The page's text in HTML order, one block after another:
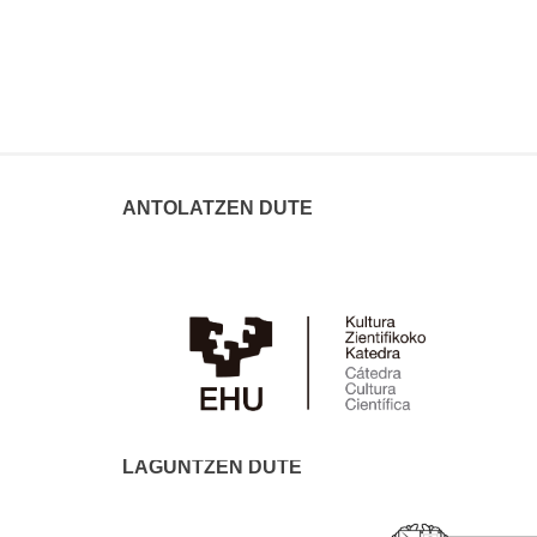
ANTOLATZEN DUTE
LAGUNTZEN DUTE